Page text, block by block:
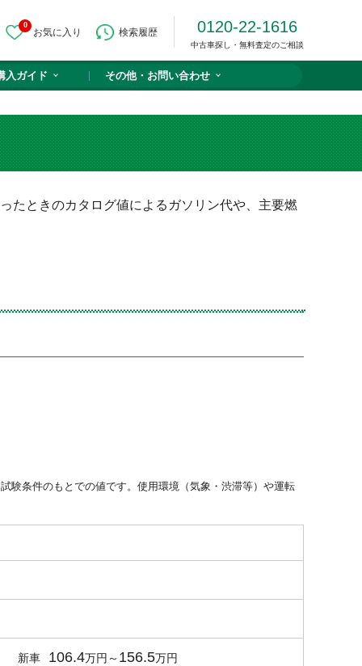
0
お気に入り 検索履歴 0120-22-1616
中古車探し・無料査定のご相談
入ガイド その他・ お問い合わせ
たときのカタログ値によるガソリン代や、主要燃
験条件のもとでの値です。使用環境（気象・渋滞等）や運転
新車 106.4 156.5